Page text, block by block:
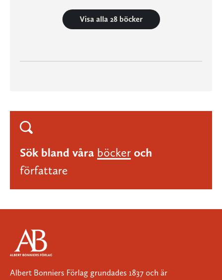
Visa alla 28 böcker
Sök bland våra böcker och
författare
Albert Bonniers Förlag grundades 1837 och är